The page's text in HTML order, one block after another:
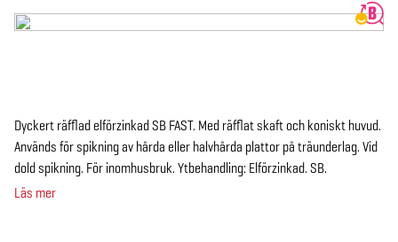
Dyckert räfflad elförzinkad SB FAST. Med räfflat skaft och koniskt huvud.
Används för spikning av hårda eller halvhårda plattor på träunderlag. Vid
dold spikning. För inomhusbruk. Ytbehandling: Elförzinkad. SB.
Läs mer